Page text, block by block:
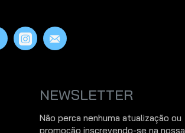
NEWSLETTER
Não perca nenhuma atualização ou
promoção inscrevendo-se na nossa